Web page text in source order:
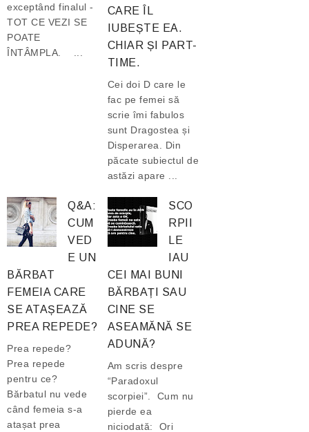
exceptând finalul -
TOT CE VEZI SE
POATE
ÎNTÂMPLA. ...
CARE ÎL
IUBEȘTE EA.
CHIAR ȘI PART-
TIME.
Cei doi D care le
fac pe femei să
scrie îmi fabulos
sunt Dragostea și
Disperarea. Din
păcate subiectul de
astăzi apare ...
Q&A:
CUM
VED
E UN
BĂRBAT
FEMEIA CARE
SE ATAȘEAZĂ
PREA REPEDE?
Prea repede?
Prea repede
pentru ce?
Bărbatul nu vede
când femeia s-a
atașat prea
SCO
RPII
LE
IAU
CEI MAI BUNI
BĂRBAȚI SAU
CINE SE
ASEAMĂNĂ SE
ADUNĂ?
Am scris despre
“Paradoxul
scorpiei”. Cum nu
pierde ea
niciodată: Ori